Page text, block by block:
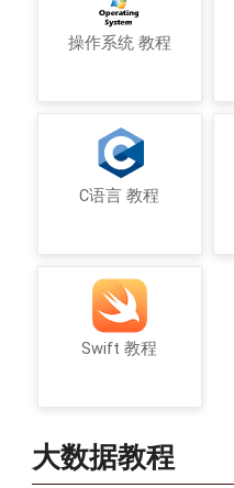
操作系统 教程
C语言 教程
Swift 教程
大数据教程